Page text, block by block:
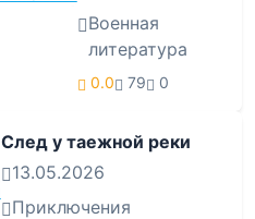
Военная
литература
0.0 79 0
След у таежной реки
13.05.2026
Приключения